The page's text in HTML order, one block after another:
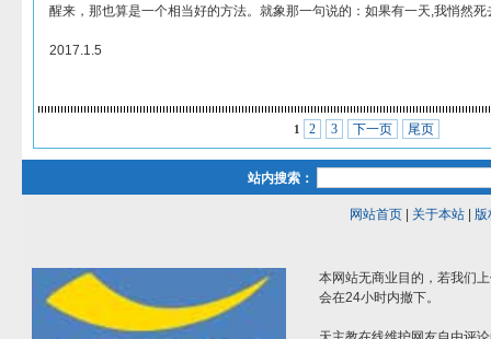
醒来，那也算是一个相当好的方法。就象那一句说的：如果有一天,我悄然
2017.1.5
1 2 3 下一页 尾页
站内搜索：
网站首页| 关于本站| 版
本网站无商业目的，若我们
会在24小时内撤下。